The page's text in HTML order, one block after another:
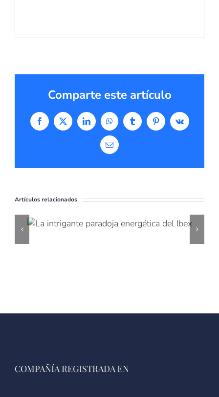
Comparte este artículo
Facebook
X LinkedInWhatsAppTumblrPinterestVk
Correo
electrónico
Artículos relacionados
COMPAÑÍA REGISTRADA EN